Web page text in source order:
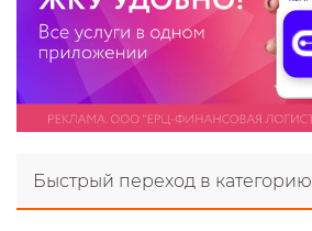
Быстрый переход в категорию